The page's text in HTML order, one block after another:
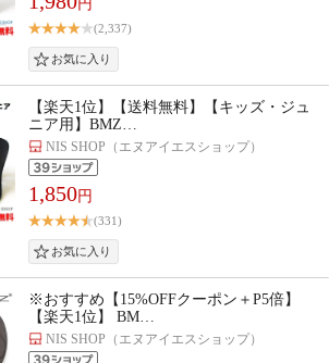
円
(2,337)
【楽天1位】【送料無料】【キッズ・ジュ
ニア用】BMZ…
NIS SHOP（エヌアイエスショップ）
1,850円
(331)
※おすすめ【15%OFFクーポン＋P5倍】
【楽天1位】 BM…
NIS SHOP（エヌアイエスショップ）